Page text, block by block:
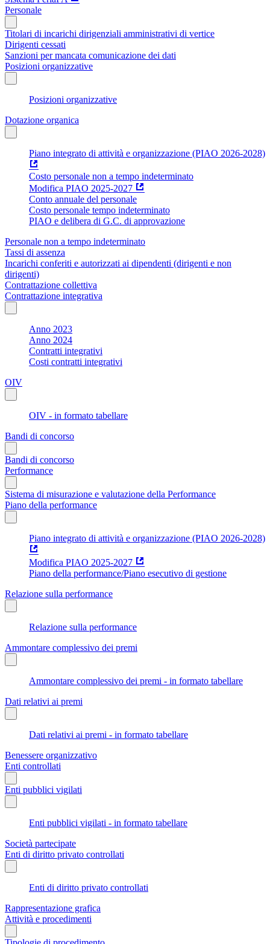
Personale
Titolari di incarichi dirigenziali amministrativi di vertice
Dirigenti cessati
Sanzioni per mancata comunicazione dei dati
Posizioni organizzative
Posizioni organizzative
Dotazione organica
Piano integrato di attività e organizzazione (PIAO 2026-2028)
Costo personale non a tempo indeterminato
Modifica PIAO 2025-2027
Conto annuale del personale
Costo personale tempo indeterminato
PIAO e delibera di G.C. di approvazione
Personale non a tempo indeterminato
Tassi di assenza
Incarichi conferiti e autorizzati ai dipendenti (dirigenti e non
dirigenti)
Contrattazione collettiva
Contrattazione integrativa
Anno 2023
Anno 2024
Contratti integrativi
Costi contratti integrativi
OIV
OIV - in formato tabellare
Bandi di concorso
Bandi di concorso
Performance
Sistema di misurazione e valutazione della Performance
Piano della performance
Piano integrato di attività e organizzazione (PIAO 2026-2028)
Modifica PIAO 2025-2027
Piano della performance/Piano esecutivo di gestione
Relazione sulla performance
Relazione sulla performance
Ammontare complessivo dei premi
Ammontare complessivo dei premi - in formato tabellare
Dati relativi ai premi
Dati relativi ai premi - in formato tabellare
Benessere organizzativo
Enti controllati
Enti pubblici vigilati
Enti pubblici vigilati - in formato tabellare
Società partecipate
Enti di diritto privato controllati
Enti di diritto privato controllati
Rappresentazione grafica
Attività e procedimenti